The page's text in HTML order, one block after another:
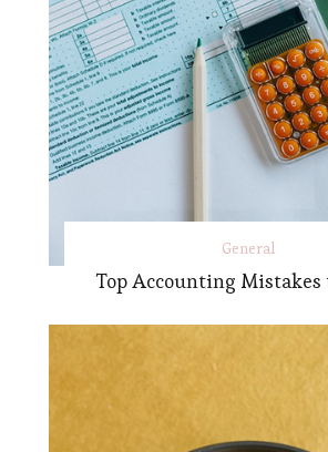
General
Top Accounting Mistakes